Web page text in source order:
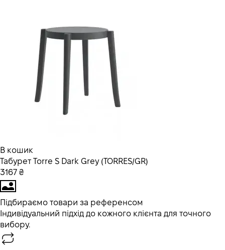
В кошик
Табурет Torre S Dark Grey (TORRES/GR)
3167 ₴
Підбираємо товари за референсом
Індивідуальний підхід до кожного клієнта для точного
вибору.